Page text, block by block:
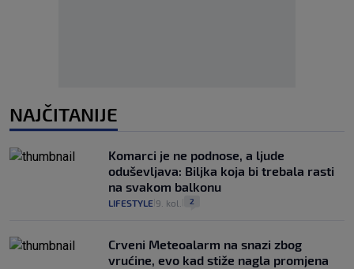
NAJČITANIJE
Komarci je ne podnose, a ljude
oduševljava: Biljka koja bi trebala rasti
na svakom balkonu
LIFESTYLE 9. kol. 2
Crveni Meteoalarm na snazi zbog
vrućine, evo kad stiže nagla promjena